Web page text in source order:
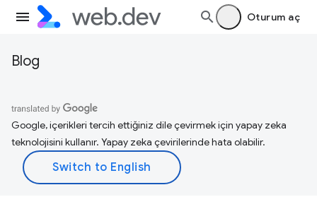
Oturum aç
Blog
Google, içerikleri tercih ettiğiniz dile çevirmek için yapay zeka
teknolojisini kullanır. Yapay zeka çevirilerinde hata olabilir.